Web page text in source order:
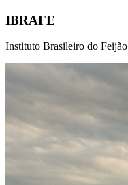
IBRAFE
Instituto Brasileiro do Feijão